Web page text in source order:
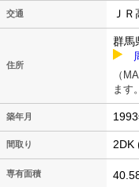
交通 Ｊ
住所
群馬
（
ます
築年月
間取り 2DK
専有面積